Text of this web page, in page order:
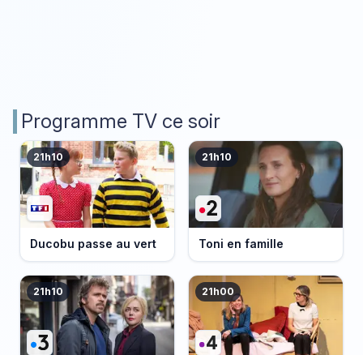
Programme TV ce soir
21h10
Ducobu passe au vert
21h10
Toni en famille
21h10 21h00